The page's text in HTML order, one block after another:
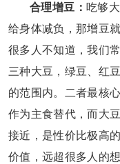
合理增豆： 吃够
给身体减负，那增豆
很多人不知道，我们
三种大豆，绿豆、红
的范围内。二者最核
作为主食替代，而大
接近，是性价比极高
价值，远超很多人的